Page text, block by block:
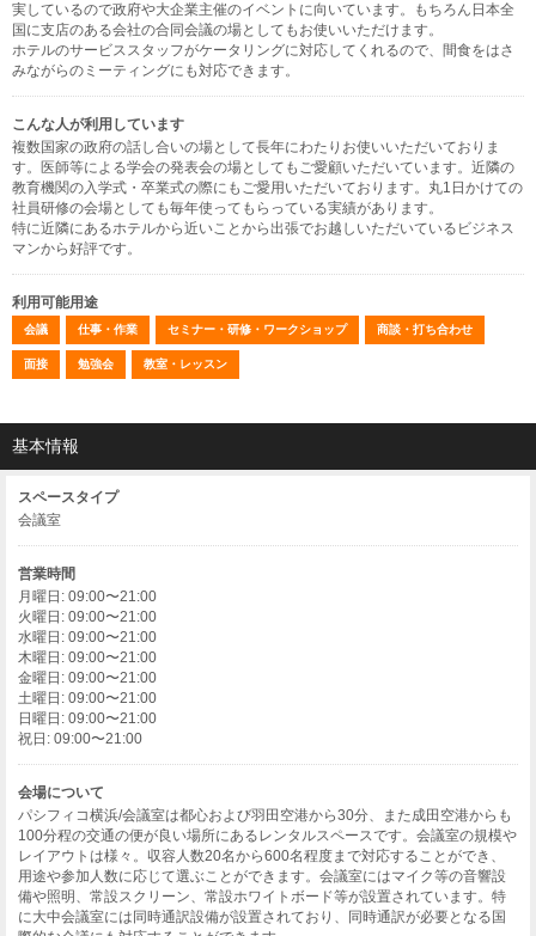
実しているので政府や大企業主催のイベントに向いています。もちろん日本全
国に支店のある会社の合同会議の場としてもお使いいただけます。
ホテルのサービススタッフがケータリングに対応してくれるので、間食をはさ
みながらのミーティングにも対応できます。
こんな人が利用しています
複数国家の政府の話し合いの場として長年にわたりお使いいただいておりま
す。医師等による学会の発表会の場としてもご愛顧いただいています。近隣の
教育機関の入学式・卒業式の際にもご愛用いただいております。丸1日かけての
社員研修の会場としても毎年使ってもらっている実績があります。
特に近隣にあるホテルから近いことから出張でお越しいただいているビジネス
マンから好評です。
利用可能用途
会議 仕事・作業 セミナー・研修・ワークショップ 商談・打ち合わせ
面接 勉強会 教室・レッスン
基本情報
スペースタイプ
会議室
営業時間
月曜日: 09:00〜21:00
火曜日: 09:00〜21:00
水曜日: 09:00〜21:00
木曜日: 09:00〜21:00
金曜日: 09:00〜21:00
土曜日: 09:00〜21:00
日曜日: 09:00〜21:00
祝日: 09:00〜21:00
会場について
パシフィコ横浜/会議室は都心および羽田空港から30分、また成田空港からも
100分程の交通の便が良い場所にあるレンタルスペースです。会議室の規模や
レイアウトは様々。収容人数20名から600名程度まで対応することができ、
用途や参加人数に応じて選ぶことができます。会議室にはマイク等の音響設
備や照明、常設スクリーン、常設ホワイトボード等が設置されています。特
に大中会議室には同時通訳設備が設置されており、同時通訳が必要となる国